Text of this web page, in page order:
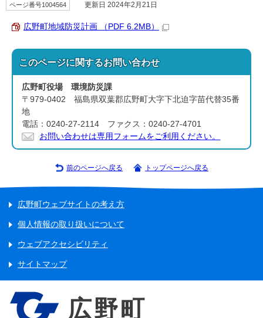
ページ番号1004564 更新日 2024年2月21日
広野町地域防災計画 （PDF 6.2MB）
このページに関するお問い合わせ
広野町役場 環境防災課
〒979-0402 福島県双葉郡広野町大字下北迫字苗代替35番
地
電話：0240-27-2114 ファクス：0240-27-4701
お問い合わせは専用フォームをご利用ください。
前のページへ戻る トップページへ戻る
広野町ウェブサイトの考え方
個人情報の取り扱いについて
ウェブアクセシビリティ
サイトマップ
広野町